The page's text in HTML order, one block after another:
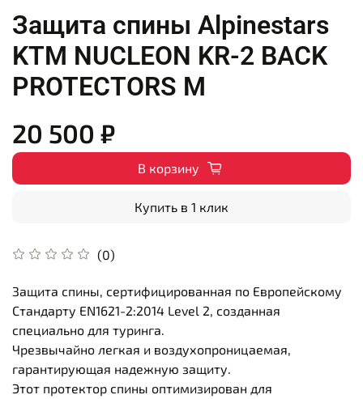
Защита спины Alpinestars
KTM NUCLEON KR-2 BACK
PROTECTORS M
(0)
20 500 ₽
В корзину
Купить в 1 клик
Защита спины, сертифицированная по Европейскому
Стандарту EN1621-2:2014 Level 2, созданная
специально для туринга.
Чрезвычайно легкая и воздухопроницаемая,
гарантирующая надежную защиту.
Этот протектор спины оптимизирован для